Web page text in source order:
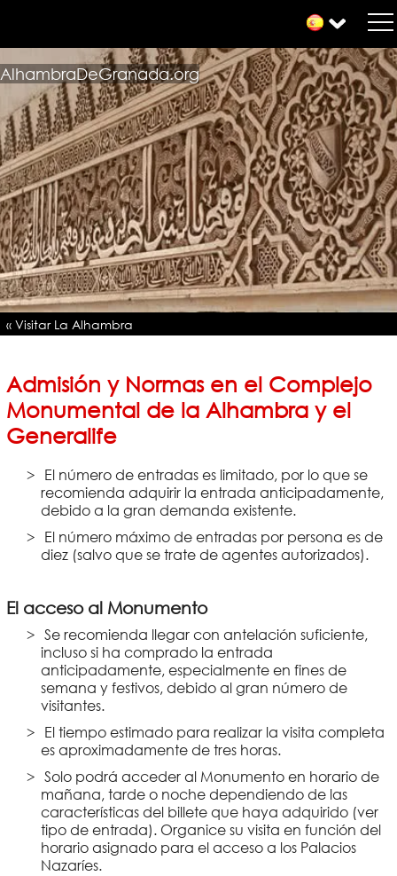
AlhambraDeGranada.org
« Visitar La Alhambra
Admisión y Normas en el Complejo
Monumental de la Alhambra y el
Generalife
El número de entradas es limitado, por lo que se
recomienda adquirir la entrada anticipadamente,
debido a la gran demanda existente.
El número máximo de entradas por persona es de
diez (salvo que se trate de agentes autorizados).
El acceso al Monumento
Se recomienda llegar con antelación suficiente,
incluso si ha comprado la entrada
anticipadamente, especialmente en fines de
semana y festivos, debido al gran número de
visitantes.
El tiempo estimado para realizar la visita completa
es aproximadamente de tres horas.
Solo podrá acceder al Monumento en horario de
mañana, tarde o noche dependiendo de las
características del billete que haya adquirido (ver
tipo de entrada). Organice su visita en función del
horario asignado para el acceso a los Palacios
Nazaríes.